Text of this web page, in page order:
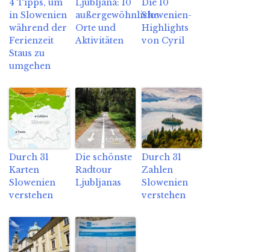
4 Tipps, um
in Slowenien
während der
Ferienzeit
Staus zu
umgehen
Ljubljana: 10
außergewöhnliche
Orte und
Aktivitäten
Die 10
Slowenien-
Highlights
von Cyril
Durch 31
Karten
Slowenien
verstehen
Die schönste
Radtour
Ljubljanas
Durch 31
Zahlen
Slowenien
verstehen